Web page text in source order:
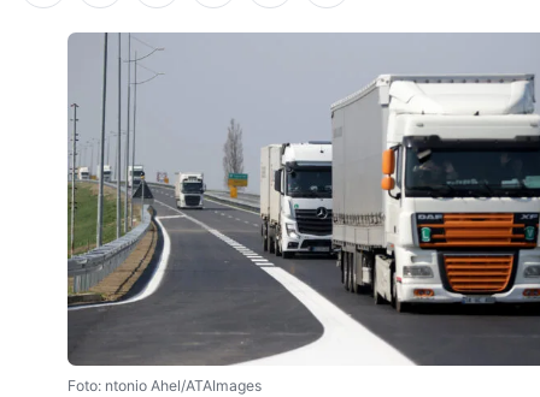
Foto: ntonio Ahel/ATAImages